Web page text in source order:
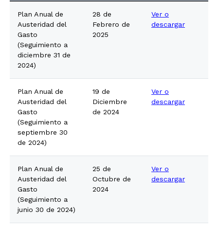
Plan Anual de
Austeridad del
Gasto
(Seguimiento a
diciembre 31 de
2024)
28 de
Febrero de
2025
Ver o
descargar
Plan Anual de
Austeridad del
Gasto
(Seguimiento a
septiembre 30
de 2024)
19 de
Diciembre
de 2024
Ver o
descargar
Plan Anual de
Austeridad del
Gasto
(Seguimiento a
junio 30 de 2024)
25 de
Octubre de
2024
Ver o
descargar